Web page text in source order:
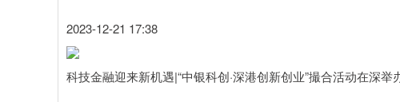
2023-12-21 17:38
科技金融迎来新机遇|“中银科创·深港创新创业”撮合活动在深举